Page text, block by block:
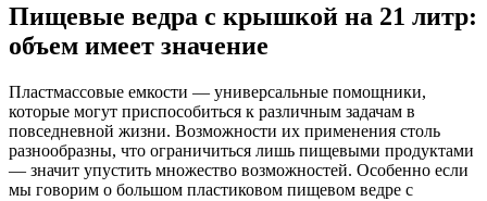
Пищевые ведра с крышкой на 21 литр:
объем имеет значение
Пластмассовые емкости — универсальные помощники,
которые могут приспособиться к различным задачам в
повседневной жизни. Возможности их применения столь
разнообразны, что ограничиться лишь пищевыми продуктами
— значит упустить множество возможностей. Особенно если
мы говорим о большом пластиковом пищевом ведре с